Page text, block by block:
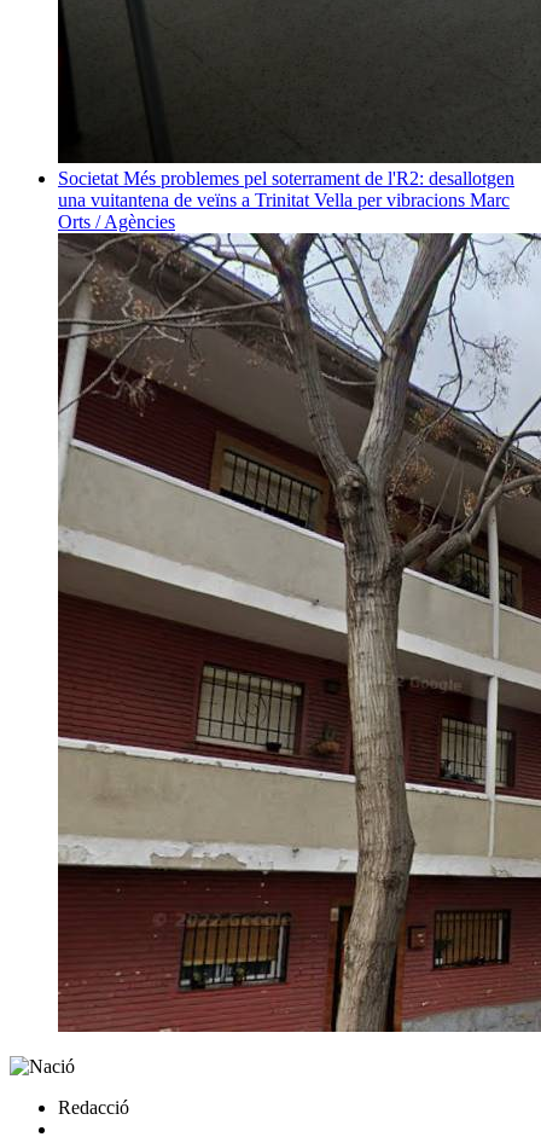
Societat Més problemes pel soterrament de l'R2: desallotgen
una vuitantena de veïns a Trinitat Vella per vibracions Marc
Orts / Agències
Redacció